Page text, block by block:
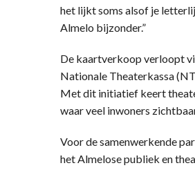
het lijkt soms alsof je
Almelo bijzonder.”
De kaartverkoop verloopt
Nationale Theaterkassa
Met dit initiatief keert
waar veel inwoners
Voor de samenwerkende
het Almelose publiek en